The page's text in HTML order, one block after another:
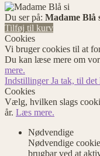
Du ser på: Madame Blå
Tilføj til kurv
Cookies
Vi bruger cookies til at
Du kan læse mere om
mere.
IndstillingerJa tak, til det
Cookies
Vælg, hvilken slags
år. Læs mere.
Nødvendige
Nødvendige
brugbar ved at